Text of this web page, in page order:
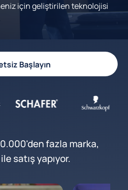
için geliştirilen teknolojisi
Başlayın
fazla marka,
satış yapıyor.